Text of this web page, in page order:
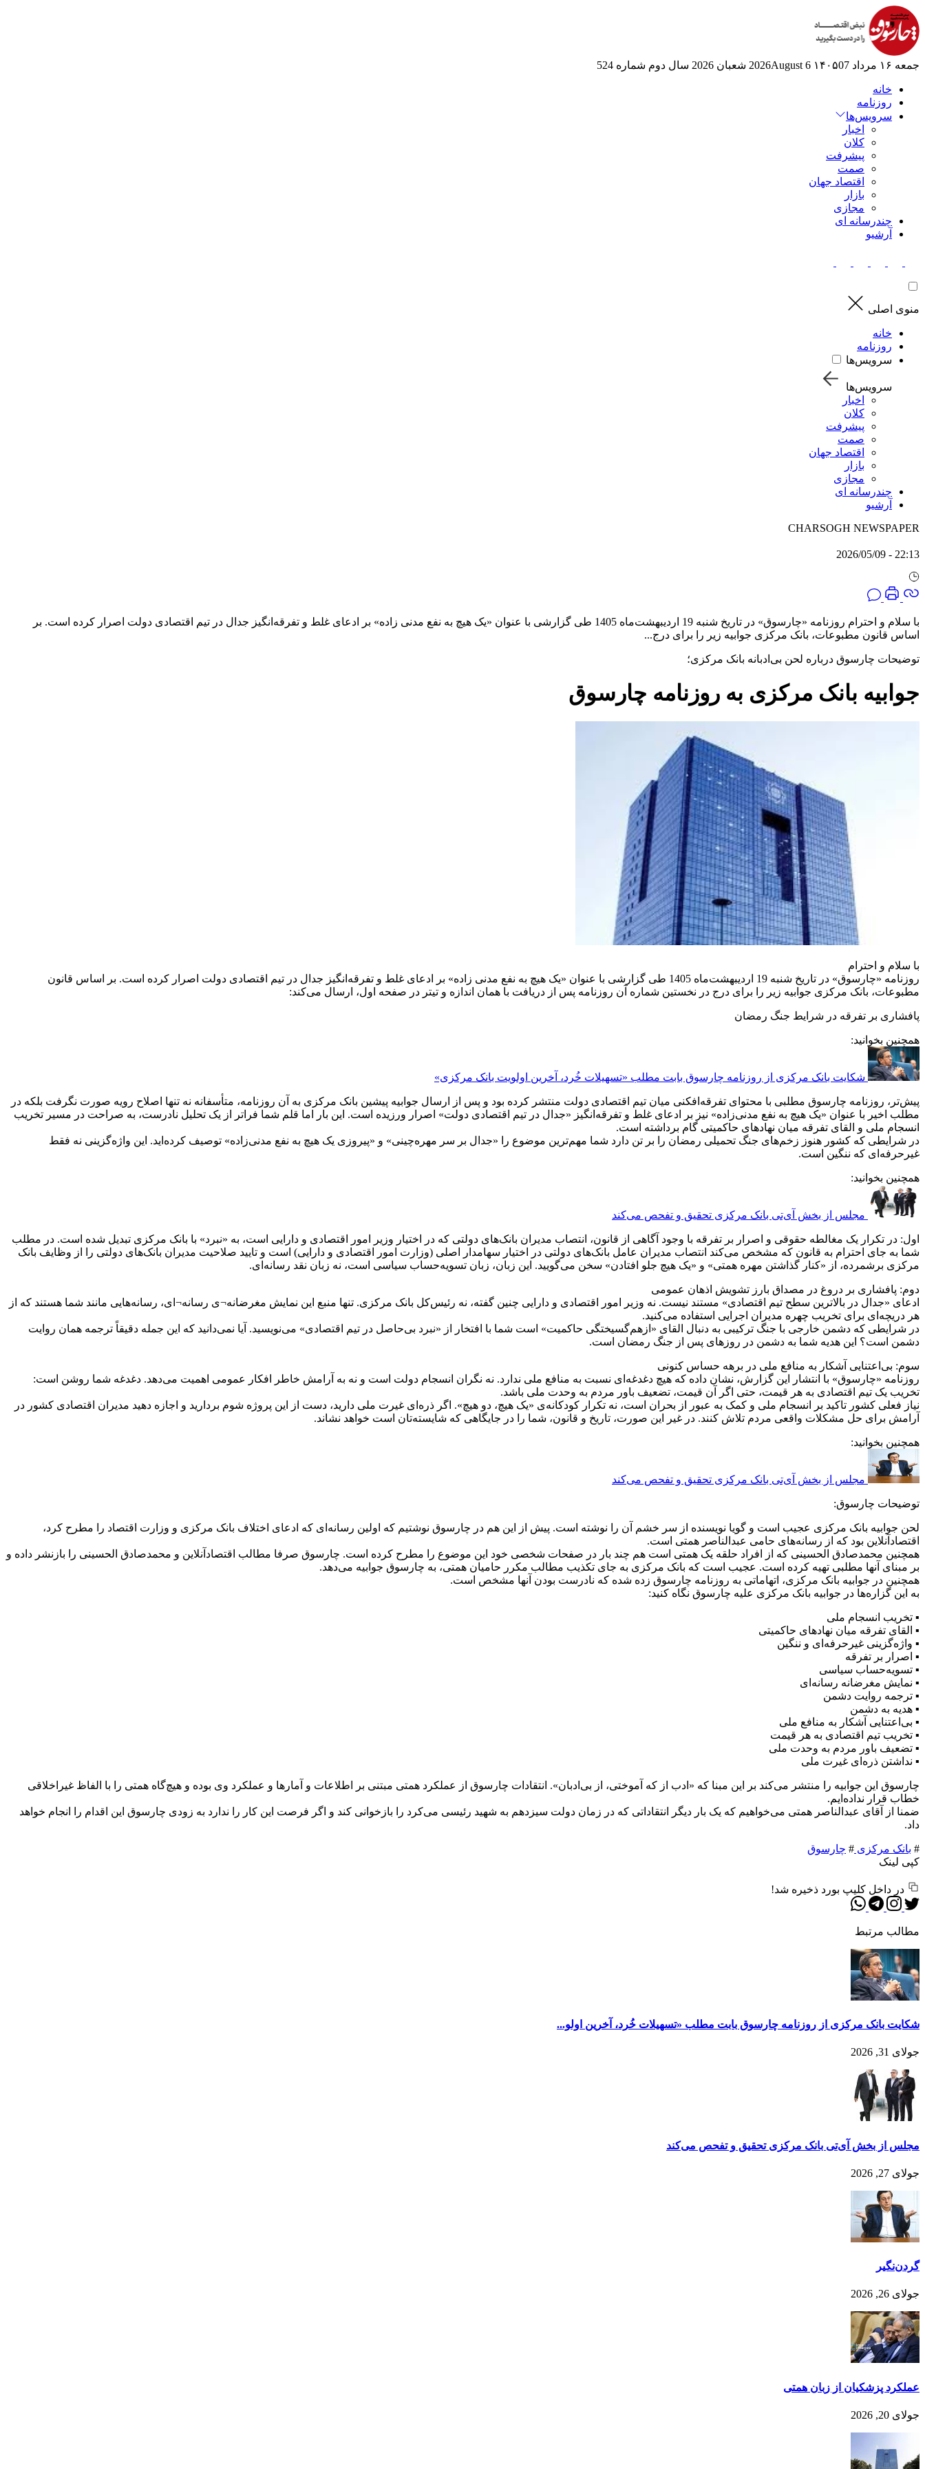
جمعه ۱۶ مرداد ۱۴۰۵ 07 2026August 6 شعبان 2026 سال دوم شماره 524
خانه
روزنامه
سرویس‌ها
اخبار
کلان
پیشرفت
صمت
اقتصاد جهان
بازار
مجازی
چندرسانه ای
آرشیو
منوی اصلی
خانه
روزنامه
سرویس‌ها
سرویس‌ها
اخبار
کلان
پیشرفت
صمت
اقتصاد جهان
بازار
مجازی
چندرسانه ای
آرشیو
CHARSOGH NEWSPAPER
22:13 - 2026/05/09
با سلام و احترام روزنامه «چارسوق» در تاریخ شنبه 19 اردیبهشت‌ماه 1405 طی گزارشی با عنوان «یک هیچ به نفع مدنی زاده» بر ادعای غلط و تفرقه‌انگیز جدال در تیم اقتصادی دولت اصرار کرده است. بر
اساس قانون مطبوعات، بانک مرکزی جوابیه زیر را برای درج...
توضیحات چارسوق درباره لحن بی‌ادبانه بانک مرکزی؛
جوابیه بانک مرکزی به روزنامه چارسوق
با سلام و احترام
روزنامه «چارسوق» در تاریخ شنبه 19 اردیبهشت‌ماه 1405 طی گزارشی با عنوان «یک هیچ به نفع مدنی زاده» بر ادعای غلط و تفرقه‌انگیز جدال در تیم اقتصادی دولت اصرار کرده است. بر اساس قانون
مطبوعات، بانک مرکزی جوابیه زیر را برای درج در نخستین شماره آن روزنامه پس از دریافت با همان اندازه و تیتر در صفحه اول، ارسال می‌کند:
پافشاری بر تفرقه در شرایط جنگ رمضان
همچنین بخوانید:
شکایت بانک مرکزی از روزنامه چارسوق بابت مطلب «تسهیلات خُرد، آخر‌‌ین اولویت بانک مرکزی»
پیش‌تر، روزنامه چارسوق مطلبی با محتوای تفرقه‌افکنی میان تیم اقتصادی دولت منتشر کرده بود و پس از ارسال جوابیه پیشین بانک مرکزی به آن روزنامه، متأسفانه نه تنها اصلاح رویه صورت نگرفت بلکه در
مطلب اخیر با عنوان «یک هیچ به نفع مدنی‌زاده» نیز بر ادعای غلط و تفرقه‌انگیز «جدال در تیم اقتصادی دولت» اصرار ورزیده است. این بار اما قلم شما فراتر از یک تحلیل نادرست، به صراحت در مسیر تخریب
انسجام ملی و القای تفرقه میان نهادهای حاکمیتی گام برداشته است.
در شرایطی که کشور هنوز زخم‌های جنگ تحمیلی رمضان را بر تن دارد شما مهم‌ترین موضوع را «جدال بر سر مهره‌چینی» و «پیروزی یک هیچ به نفع مدنی‌زاده» توصیف کرده‌اید. این واژه‌گزینی نه فقط
غیرحرفه‌ای که ننگین است.
همچنین بخوانید:
مجلس از بخش آی‌تی بانک مرکزی تحقیق و تفحص می‌کند
اول: در تکرار یک مغالطه حقوقی و اصرار بر تفرقه با وجود آگاهی از قانون، انتصاب مدیران بانک‌های دولتی که در اختیار وزیر امور اقتصادی و دارایی است، به «نبرد» با بانک مرکزی تبدیل شده است. در مطلب
شما به جای احترام به قانون که مشخص می‌کند انتصاب مدیران عامل بانک‌های دولتی در اختیار سهامدار اصلی (وزارت امور اقتصادی و دارایی) است و تایید صلاحیت مدیران بانک‌های دولتی را از وظایف بانک
مرکزی برشمرده، از «کنار گذاشتن مهره همتی» و «یک هیچ جلو افتادن» سخن می‌گویید. این زبان، زبان تسویه‌حساب سیاسی است، نه زبان نقد رسانه‌ای.
دوم: پافشاری بر دروغ در مصداق بارز تشویش اذهان عمومی
ادعای «جدال در بالاترین سطح تیم اقتصادی» مستند نیست. نه وزیر امور اقتصادی و دارایی چنین گفته، نه رئیس‌کل بانک مرکزی. تنها منبع این نمایش مغرضانه¬ی رسانه¬ای، رسانه‌هایی مانند شما هستند که از
هر دریچه‌ای برای تخریب چهره مدیران اجرایی استفاده می‌کنید.
در شرایطی که دشمن خارجی با جنگ ترکیبی به دنبال القای «ازهم‌گسیختگی حاکمیت» است شما با افتخار از «نبرد بی‌حاصل در تیم اقتصادی» می‌نویسید. آیا نمی‌دانید که این جمله دقیقاً ترجمه همان روایت
دشمن است؟ این هدیه شما به دشمن در روزهای پس از جنگ رمضان است.
سوم: بی‌اعتنایی آشکار به منافع ملی در برهه حساس کنونی
روزنامه «چارسوق» با انتشار این گزارش، نشان داده که هیچ دغدغه‌ای نسبت به منافع ملی ندارد. نه نگران انسجام دولت است و نه به آرامش خاطر افکار عمومی اهمیت می‌دهد. دغدغه شما روشن است:
تخریب یک تیم اقتصادی به هر قیمت، حتی اگر آن قیمت، تضعیف باور مردم به وحدت ملی باشد.
نیاز فعلی کشور تاکید بر انسجام ملی و کمک به عبور از بحران است، نه تکرار کودکانه‌ی «یک هیچ، دو هیچ». اگر ذره‌ای غیرت ملی دارید، دست از این پروژه شوم بردارید و اجازه دهید مدیران اقتصادی کشور در
آرامش برای حل مشکلات واقعی مردم تلاش کنند. در غیر این صورت، تاریخ و قانون، شما را در جایگاهی که شایسته‌تان است خواهد نشاند.
همچنین بخوانید:
مجلس از بخش آی‌تی بانک مرکزی تحقیق و تفحص می‌کند
توضیحات چارسوق:
لحن جوابیه بانک مرکزی عجیب است و گویا نویسنده از سر خشم آن را نوشته است. پیش از این هم در چارسوق نوشتیم که اولین رسانه‌ای که ادعای اختلاف بانک مرکزی و وزارت اقتصاد را مطرح کرد،
اقتصادآنلاین بود که از رسانه‌های حامی عبدالناصر همتی است.
همچنین محمدصادق الحسینی که از افراد حلقه یک همتی است هم چند بار در صفحات شخصی خود این موضوع را مطرح کرده است. چارسوق صرفا مطالب اقتصادآنلاین و محمدصادق الحسینی را بازنشر داده و
بر مبنای آنها مطلبی تهیه کرده است. عجیب است که بانک مرکزی به جای تکذیب مطالب مکرر حامیان همتی، به چارسوق جوابیه می‌دهد.
همچنین در جوابیه بانک مرکزی، اتهاماتی به روزنامه چارسوق زده شده که نادرست بودن آنها مشخص است.
به این گزاره‌ها در جوابیه بانک مرکزی علیه چارسوق نگاه کنید:
▪️ تخریب انسجام ملی
▪️ القای تفرقه میان نهادهای حاکمیتی
▪️ واژه‌گزینی غیرحرفه‌ای و ننگین
▪️ اصرار بر تفرقه
▪️ تسویه‌حساب سیاسی
▪️ نمایش مغرضانه رسانه‌ای
▪️ ترجمه روایت دشمن
▪️ هدیه به دشمن
▪️ بی‌اعتنایی آشکار به منافع ملی
▪️ تخریب تیم اقتصادی به هر قیمت
▪️ تضعیف باور مردم به وحدت ملی
▪️ نداشتن ذره‌ای غیرت ملی
چارسوق این جوابیه را منتشر می‌کند بر این مبنا که «ادب از که آموختی، از بی‌ادبان». انتقادات چارسوق از عملکرد همتی مبتنی بر اطلاعات و آمارها و عملکرد وی بوده و هیچ‌گاه همتی را با الفاظ غیراخلاقی
خطاب قرار نداده‌ایم.
ضمنا از آقای عبدالناصر همتی می‌خواهیم که یک بار دیگر انتقاداتی که در زمان دولت سیزدهم به شهید رئیسی می‌کرد را بازخوانی کند و اگر فرصت این کار را ندارد به زودی چارسوق این اقدام را انجام خواهد
داد.
# بانک مرکزی # چارسوق
کپی لینک
در داخل کلیپ بورد ذخیره شد!
مطالب مرتبط
شکایت بانک مرکزی از روزنامه چارسوق بابت مطلب «تسهیلات خُرد، آخر‌‌ین اولو...
جولای 31, 2026
مجلس از بخش آی‌تی بانک مرکزی تحقیق و تفحص می‌کند
جولای 27, 2026
گردن‌نگیر
جولای 26, 2026
عملکرد پزشکیان از زبان همتی
جولای 20, 2026